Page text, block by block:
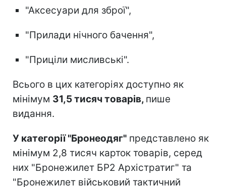
"Аксесуари для зброї",
"Прилади нічного бачення",
"Приціли мисливські".
Всього в цих категоріях доступно як
мінімум 31,5 тисяч товарів, пише
видання.
У категорії "Бронеодяг" представлено як
мінімум 2,8 тисяч карток товарів, серед
них "Бронежилет БР2 Архістратиг" та
"Бронежилет військовий тактичний